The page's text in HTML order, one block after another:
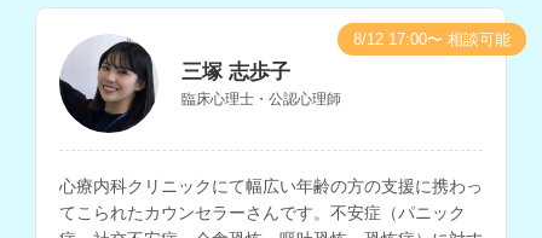
三塚 志歩子
臨床心理士・公認心理師
心療内科クリニックにて幅広い年齢の方の支援に携わっ
てこられたカウンセラーさんです。不安症（パニック
8/12 17:00〜 相談可能